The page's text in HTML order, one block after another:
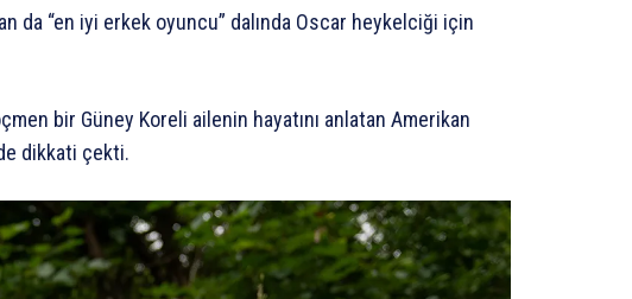
da “en iyi erkek oyuncu” dalında Oscar heykelciği için
bir Güney Koreli ailenin hayatını anlatan Amerikan
dikkati çekti.